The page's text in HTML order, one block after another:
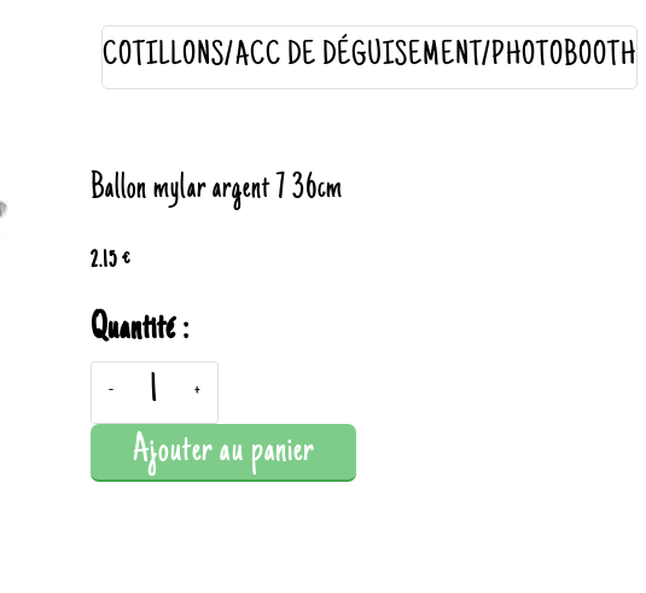
COTILLONS/ACC DE DÉGUISEMENT/PHOTOBOOTH
Ballon mylar argent 7 36cm
2.15 €
Quantité :
- +
Ajouter au panier